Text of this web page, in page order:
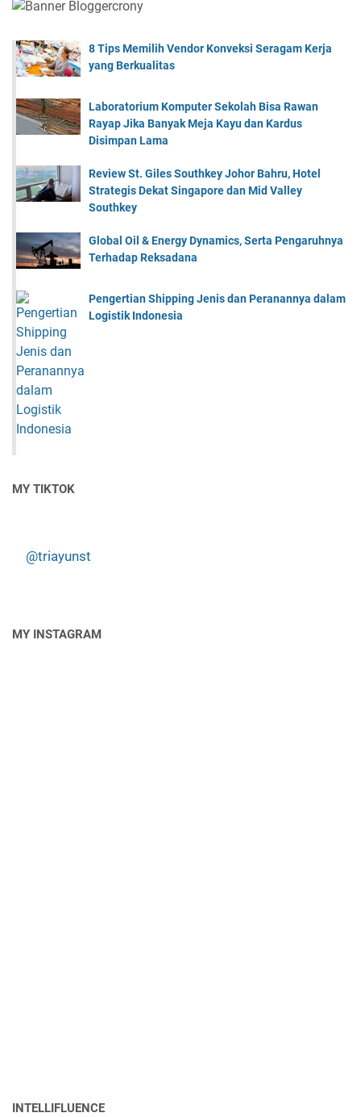
8 Tips Memilih Vendor Konveksi Seragam Kerja
yang Berkualitas
Laboratorium Komputer Sekolah Bisa Rawan
Rayap Jika Banyak Meja Kayu dan Kardus
Disimpan Lama
Review St. Giles Southkey Johor Bahru, Hotel
Strategis Dekat Singapore dan Mid Valley
Southkey
Global Oil & Energy Dynamics, Serta Pengaruhnya
Terhadap Reksadana
Pengertian Shipping Jenis dan Peranannya dalam
Logistik Indonesia
MY TIKTOK
@triayunst
MY INSTAGRAM
INTELLIFLUENCE